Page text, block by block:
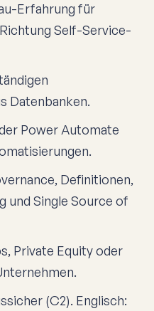
Erfahrung für
Self-Service-
Datenbanken.
Power Automate
Definitionen,
und Single Source of
Private Equity oder
(C2). Englisch: